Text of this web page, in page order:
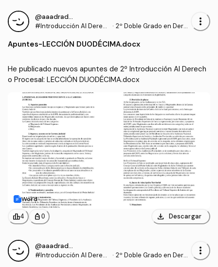
@aaadrados
#Introducción Al Derec
· 2º Doble Grado en Dere
ración Pública (US)
more_vert
Apuntes-LECCIÓN DUODÉCIMA.docx
He publicado nuevos apuntes de 2º Introducción Al Derech
o Procesal: LECCIÓN DUODÉCIMA.docx
Word
leaderboard4 personal_bag 0 download Descargar
@aaadrados
#Introducción Al Derec
· 2º Doble Grado en Dere
more_vert